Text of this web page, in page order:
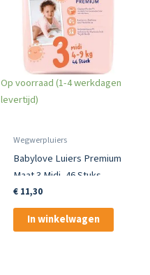
Op voorraad (1-4 werkdagen
levertijd)
Wegwerpluiers
Babylove Luiers Premium
Maat 3 Midi, 46 Stuks
€11,30
In winkelwagen